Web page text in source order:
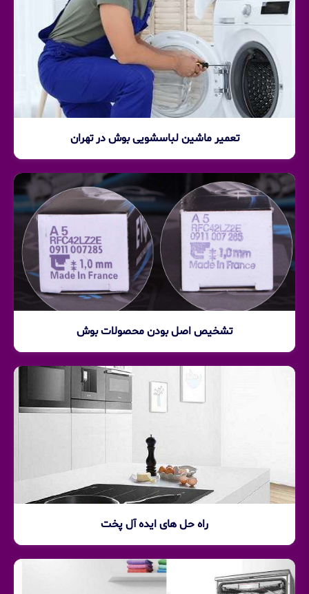
تعمیر ماشین لباسشویی بوش در تهران
تشخیص اصل بودن محصولات بوش
راه حل های ایده آل پخت